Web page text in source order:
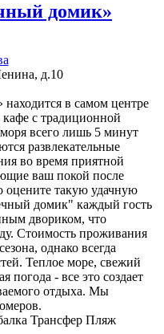
домик»
д.10
в самом центре
с традиционной
всего лишь 5 минут
развлекательные
во время приятной
ваш покой после
такую удачную
домик" каждый гость
двориком, что
Стоимость проживания
однако всегда
Теплое море, свежий
погода - все это создает
отдыха. Мы
Трансфер Пляж